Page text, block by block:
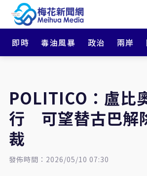
即時 毒油風暴 政治 兩岸
POLITICO：盧比
行 可望替古巴解
裁
發佈時間：2026/05/10 07:30